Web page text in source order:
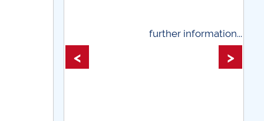
further information...
< >